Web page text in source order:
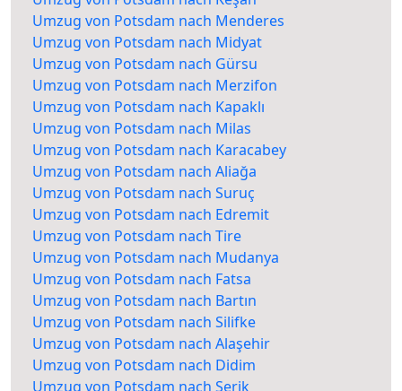
Umzug von Potsdam nach Menderes
Umzug von Potsdam nach Midyat
Umzug von Potsdam nach Gürsu
Umzug von Potsdam nach Merzifon
Umzug von Potsdam nach Kapaklı
Umzug von Potsdam nach Milas
Umzug von Potsdam nach Karacabey
Umzug von Potsdam nach Aliağa
Umzug von Potsdam nach Suruç
Umzug von Potsdam nach Edremit
Umzug von Potsdam nach Tire
Umzug von Potsdam nach Mudanya
Umzug von Potsdam nach Fatsa
Umzug von Potsdam nach Bartın
Umzug von Potsdam nach Silifke
Umzug von Potsdam nach Alaşehir
Umzug von Potsdam nach Didim
Umzug von Potsdam nach Serik